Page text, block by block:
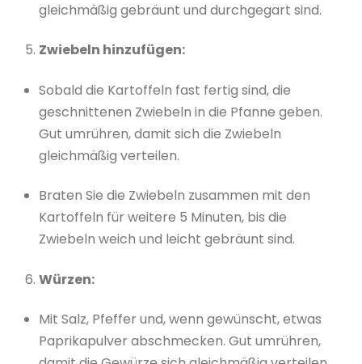
gleichmäßig gebräunt und durchgegart sind.
Zwiebeln hinzufügen:
Sobald die Kartoffeln fast fertig sind, die
geschnittenen Zwiebeln in die Pfanne geben.
Gut umrühren, damit sich die Zwiebeln
gleichmäßig verteilen.
Braten Sie die Zwiebeln zusammen mit den
Kartoffeln für weitere 5 Minuten, bis die
Zwiebeln weich und leicht gebräunt sind.
Würzen:
Mit Salz, Pfeffer und, wenn gewünscht, etwas
Paprikapulver abschmecken. Gut umrühren,